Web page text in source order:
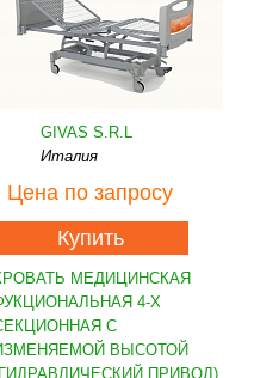
GIVAS S.R.L
Италия
Цена по запросу
Купить
МЕДИЦИНСКАЯ
4-Х
С
ВЫСОТОЙ
ПРИВОД)